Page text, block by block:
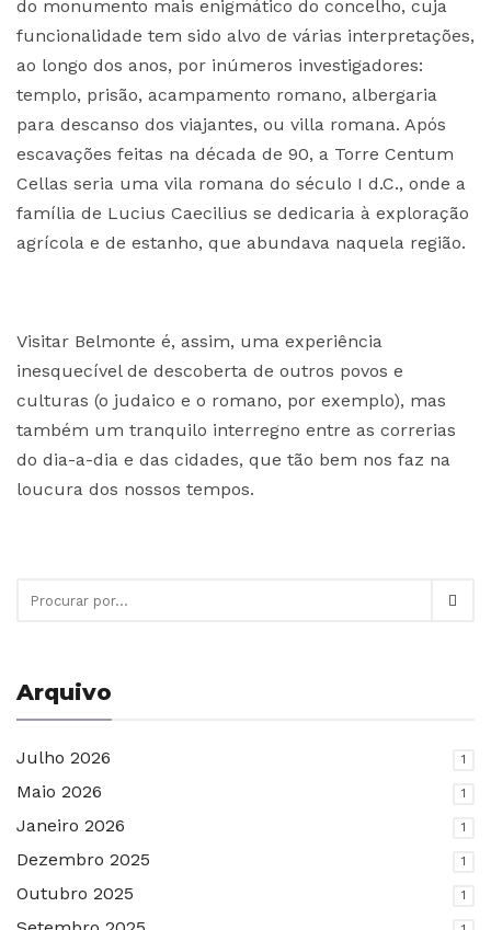
do monumento mais enigmático do concelho, cuja
funcionalidade tem sido alvo de várias interpretações,
ao longo dos anos, por inúmeros investigadores:
templo, prisão, acampamento romano, albergaria
para descanso dos viajantes, ou villa romana. Após
escavações feitas na década de 90, a Torre Centum
Cellas seria uma vila romana do século I d.C., onde a
família de Lucius Caecilius se dedicaria à exploração
agrícola e de estanho, que abundava naquela região.
Visitar Belmonte é, assim, uma experiência
inesquecível de descoberta de outros povos e
culturas (o judaico e o romano, por exemplo), mas
também um tranquilo interregno entre as correrias
do dia-a-dia e das cidades, que tão bem nos faz na
loucura dos nossos tempos.
Arquivo
Julho 2026 1
Maio 2026 1
Janeiro 2026 1
Dezembro 2025 1
Outubro 2025 1